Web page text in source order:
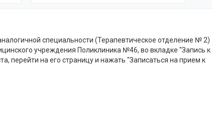
специальности (Терапевтическое отделение № 2)
учреждения Поликлиника №46, во вкладке "Запись к
перейти на его страницу и нажать "Записаться на прием к